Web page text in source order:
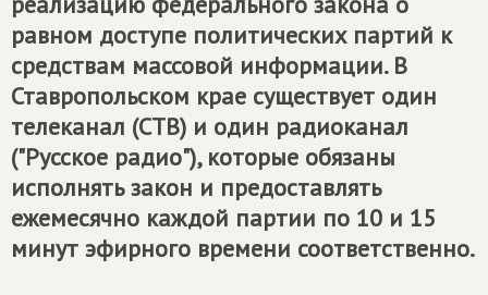
равном доступе политических партий к
средствам массовой информации. В
Ставропольском крае существует один
телеканал (СТВ) и один радиоканал
("Русское радио"), которые обязаны
исполнять закон и предоставлять
ежемесячно каждой партии по 10 и 15
минут эфирного времени соответственно.